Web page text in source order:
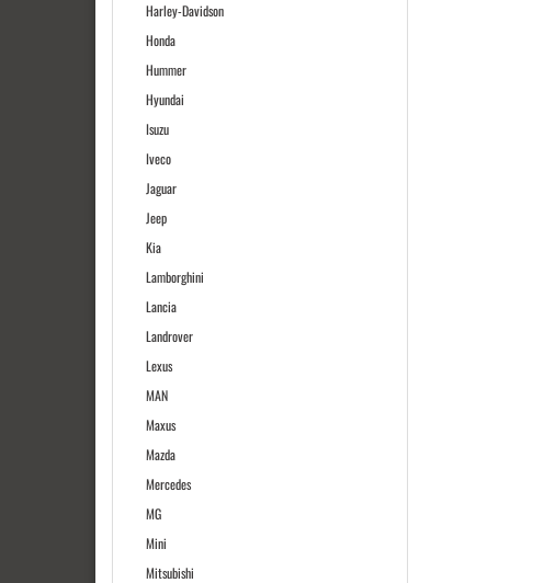
Harley-Davidson
Honda
Hummer
Hyundai
Isuzu
Iveco
Jaguar
Jeep
Kia
Lamborghini
Lancia
Landrover
Lexus
MAN
Maxus
Mazda
Mercedes
MG
Mini
Mitsubishi